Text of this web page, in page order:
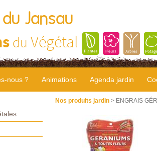
Jansau
du Végétal
nous ? Animations Agenda jardin
Nos produits jardin > ENGRAIS